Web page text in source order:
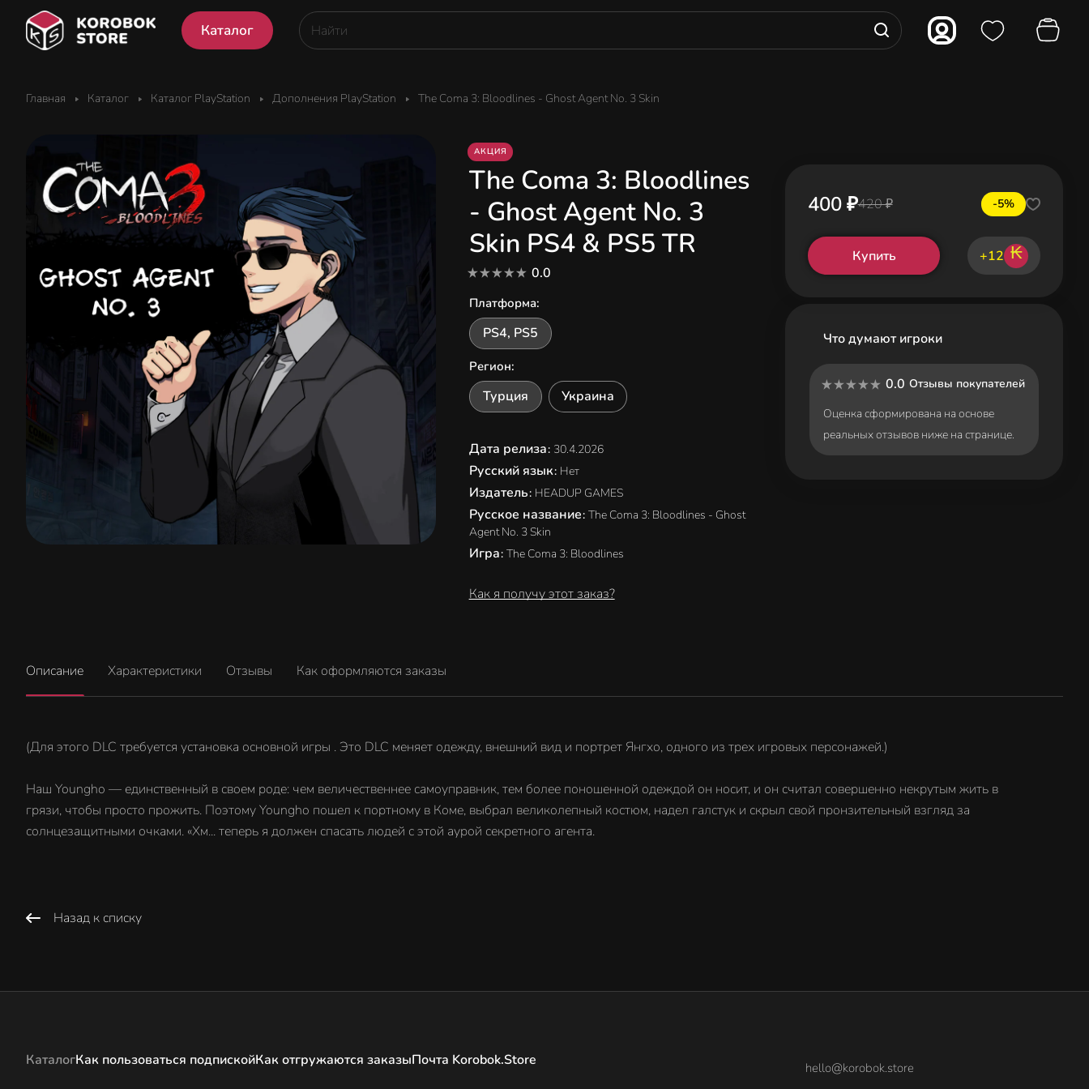
Каталог
Главная Каталог Каталог PlayStation Дополнения PlayStation The Coma 3: Bloodlines - Ghost Agent No. 3 Skin
АКЦИЯ
The Coma 3: Bloodlines
- Ghost Agent No. 3
Skin PS4 & PS5 TR
0.0
Платформа:
PS4, PS5
Регион:
Турция Украина
Дата релиза: 30.4.2026
Русский язык: Нет
Издатель: HEADUP GAMES
Русское название: The Coma 3: Bloodlines - Ghost
Agent No. 3 Skin
Игра: The Coma 3: Bloodlines
Как я получу этот заказ?
400 ₽420 ₽ -5%
Купить +12 ₭
Что думают игроки
0.0 Отзывы покупателей
Оценка сформирована на основе
реальных отзывов ниже на странице.
Описание Характеристики Отзывы Как оформляются заказы
(Для этого DLC требуется установка основной игры . Это DLC меняет одежду, внешний вид и портрет Янгхо, одного из трех игровых персонажей.)
Наш Youngho — единственный в своем роде: чем величественнее самоуправник, тем более поношенной одеждой он носит, и он считал совершенно некрутым жить в
грязи, чтобы просто прожить. Поэтому Youngho пошел к портному в Коме, выбрал великолепный костюм, надел галстук и скрыл свой пронзительный взгляд за
солнцезащитными очками. «Хм... теперь я должен спасать людей с этой аурой секретного агента.
Назад к списку
КаталогКак пользоваться подпискойКак отгружаются заказыПочта Korobok.Store hello@korobok.store